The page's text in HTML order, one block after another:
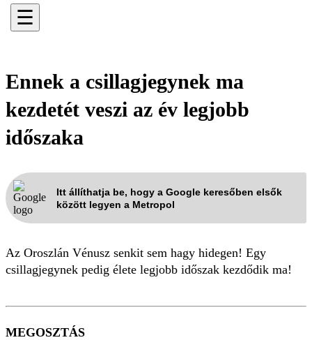
☰
Ennek a csillagjegynek ma
kezdetét veszi az év legjobb
időszaka
Itt állíthatja be, hogy a Google keresőben elsők
között legyen a Metropol
Az Oroszlán Vénusz senkit sem hagy hidegen! Egy
csillagjegynek pedig élete legjobb időszak kezdődik ma!
MEGOSZTÁS